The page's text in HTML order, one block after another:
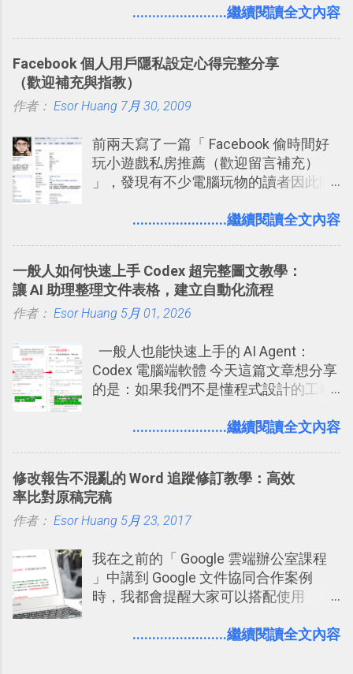
卡片不再落落長？專案管理的5個關鍵
技巧 2017/8/23 新增 ： 如何用 Trello 做
子彈筆記？我的 Trello GTD 方法範例看
板分享
鴉牆上，從而禁止可能的祕密被你其他
介紹文章： 把不同筆記中的待辦清單統
大綱收合、目錄連結、錨點連結，整理
超長筆記應用案例分享 新功能教學： 會
議記錄不麻煩！我常用兩個 Evernote AI
學： Evernote 新增類似 Google 文件的
「免帳號登入」多人同步編輯功能
........................繼續閱讀全文內容
Facebook 個人用戶隱私設定心得完整分享
（歡迎補充與指教）
作者： Esor Huang 7月 30, 2009
前兩天寫了一篇「 Facebook 偷時間好
玩小遊戲私房推薦（歡迎留言補充）
」，發現有不少電腦玩物的讀者因此開
Facebook確 實是目前最好的社群、社
有趣的交友聯繫： 例如你可以看到朋友
又加入了哪個社團？某位好友又出現在
哪張相片中？或者有哪些朋友正熱衷於
如何分析使用你的個人資料而達到這種
社群效果？則是很多人感到疑慮的部
份，也是惡意程式有可能利用的部份 。
從Facebook隱私設定全新簡化介面設計
Facebook中接收到朋友互動產生的樂趣
與益處。例如經由Facebook專屬頁面建
立的「 電腦玩物 」粉絲專頁，我把自己
後的思考分享上去，從讀者回饋中，我
因此可以邊寫邊修改調整文章的方向，
甚至獲得一些新的資料，讓電腦玩物裡
正是Facebook在「 玩樂 」之外也是「
........................繼續閱讀全文內容
一般人如何快速上手 Codex 超完整圖文教學：
讓 AI 助理整理文件表格，建立自動化流程
作者： Esor Huang 5月 01, 2026
一般人也能快速上手的 AI Agent：
Codex 電腦端軟體 今天這篇文章想分享
的是：如果我們不是懂程式設計的工程
（ChatGPT） 的 Codex 工具？ 如何用
打造一個更自動化的電腦工作流程。
........................繼續閱讀全文內容
修改報告不混亂的 Word 追蹤修訂教學：高效
率比對原稿完稿
作者： Esor Huang 5月 23, 2017
我在之前的「 Google 雲端辦公室課程
」中講到 Google 文件協同合作案例
時，我都會提醒大家可以搭配使用
多人編輯同一份報告、文章時更加條理
........................繼續閱讀全文內容